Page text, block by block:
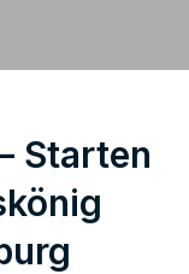
Starten